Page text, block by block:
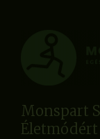
Monspart